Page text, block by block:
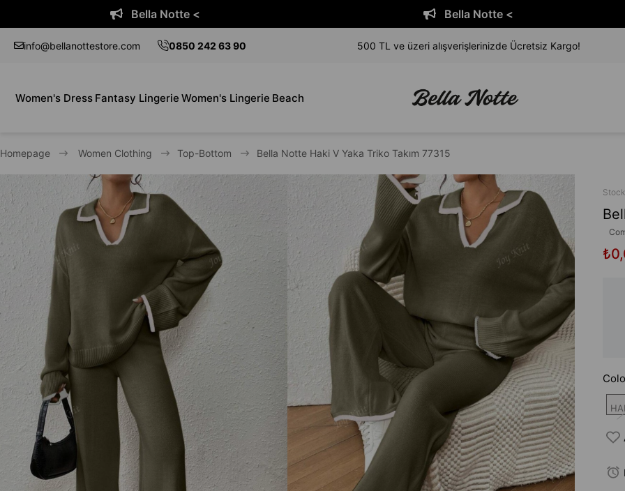
info@bellanottestore.com 0850 242 63 90 500 TL ve üzeri alışverişlerinizde Ücretsiz Kargo!
Women's Dress Fantasy Lingerie Women's Lingerie Beach
Homepage Women Clothing Top-Bottom Bella Notte Haki V Yaka Triko Takım 77315